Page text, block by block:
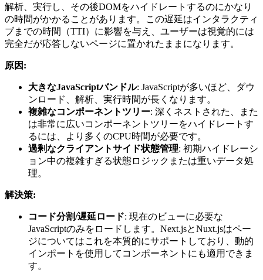
解析、実行し、その後DOMをハイドレートするのにかなり
の時間がかかることがあります。この遅延はインタラクティ
ブまでの時間（TTI）に影響を与え、ユーザーは視覚的には
完全だが応答しないページに置かれたままになります。
原因:
大きなJavaScriptバンドル: JavaScriptが多いほど、ダウ
ンロード、解析、実行時間が長くなります。
複雑なコンポーネントツリー: 深くネストされた、また
は非常に広いコンポーネントツリーをハイドレートす
るには、より多くのCPU時間が必要です。
過剰なクライアントサイド状態管理: 初期ハイドレーシ
ョン中の複雑すぎる状態ロジックまたは重いデータ処
理。
解決策:
コード分割/遅延ロード: 現在のビューに必要な
JavaScriptのみをロードします。Next.jsとNuxt.jsはペー
ジについてはこれを本質的にサポートしており、動的
インポートを使用してコンポーネントにも適用できま
す。